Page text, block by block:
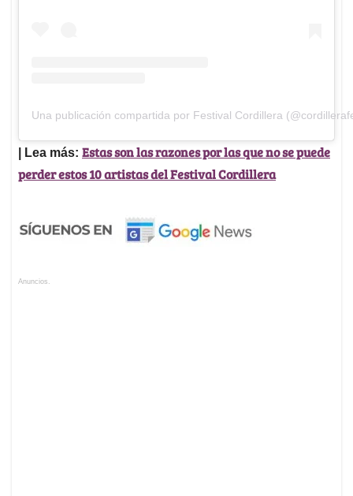
Una publicación compartida por Festival Cordillera
| Lea más: Estas son las razones por las que no se puede
perder estos 10 artistas del Festival Cordillera
Anuncios.